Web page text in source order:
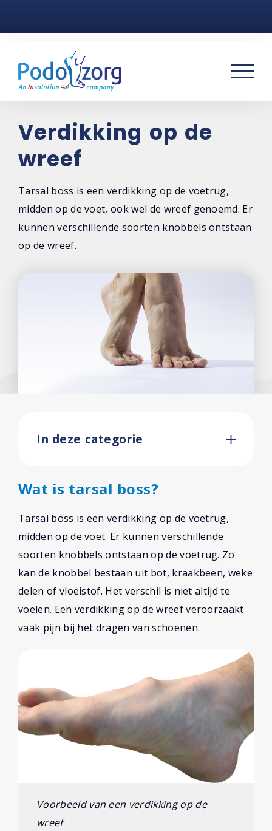
Voetklachten
Podotherapie
Praktijken
Over ons
Contact
Verdikking op de
wreef
Tarsal boss is een verdikking op de voetrug,
midden op de voet, ook wel de wreef genoemd. Er
kunnen verschillende soorten knobbels ontstaan
op de wreef.
In deze categorie
Wat is tarsal boss?
Tarsal boss is een verdikking op de voetrug,
midden op de voet. Er kunnen verschillende
soorten knobbels ontstaan op de voetrug. Zo
kan de knobbel bestaan uit bot, kraakbeen, weke
delen of vloeistof. Het verschil is niet altijd te
voelen. Een verdikking op de wreef veroorzaakt
vaak pijn bij het dragen van schoenen.
Voorbeeld van een verdikking op de
wreef